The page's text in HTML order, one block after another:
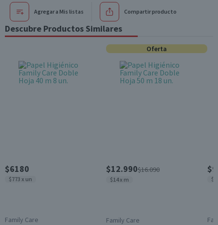
Agregar a Mis listas Compartir producto
Descubre Productos Similares
$6180
$773 x un
Family Care
Oferta
$12.990$16.090
$14 x m
Family Care